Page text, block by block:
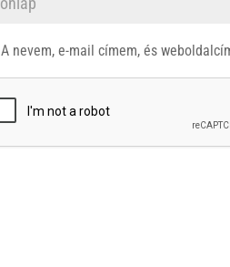
A nevem, e-mail címem, és